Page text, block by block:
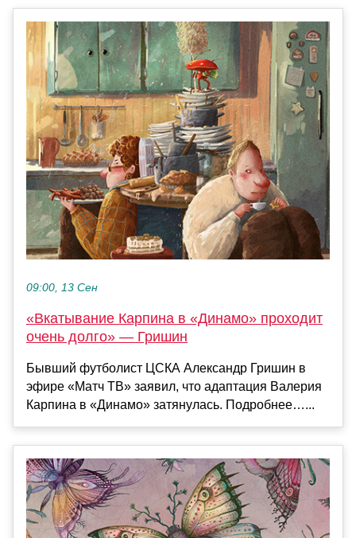
09:00, 13 Сен
«Вкатывание Карпина в «Динамо» проходит
очень долго» — Гришин
Бывший футболист ЦСКА Александр Гришин в
эфире «Матч ТВ» заявил, что адаптация Валерия
Карпина в «Динамо» затянулась. Подробнее…...